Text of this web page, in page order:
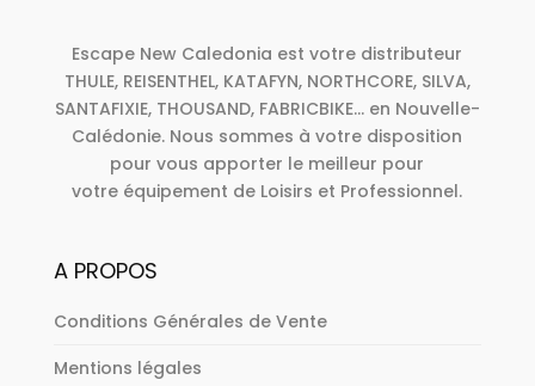
Escape New Caledonia est votre distributeur
THULE, REISENTHEL, KATAFYN, NORTHCORE, SILVA,
SANTAFIXIE, THOUSAND, FABRICBIKE... en Nouvelle-
Calédonie. Nous sommes à votre disposition
pour vous apporter le meilleur pour
votre équipement de Loisirs et Professionnel.
A PROPOS
Conditions Générales de Vente
Mentions légales